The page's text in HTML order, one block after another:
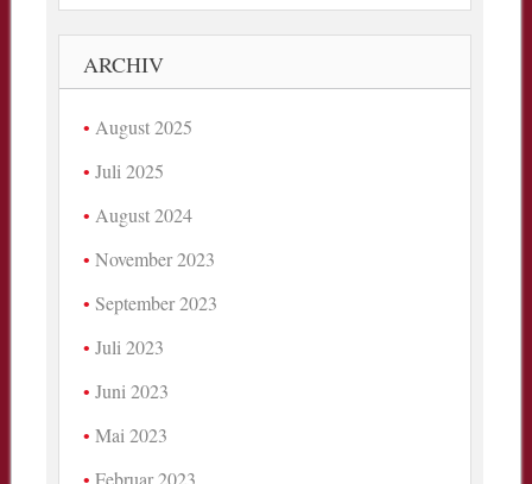
ARCHIV
August 2025
Juli 2025
August 2024
November 2023
September 2023
Juli 2023
Juni 2023
Mai 2023
Februar 2023